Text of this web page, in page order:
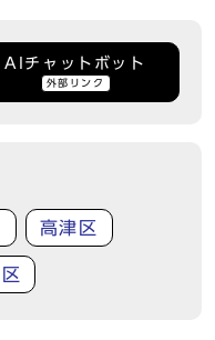
AIチャットボット
外部リンク
高津区